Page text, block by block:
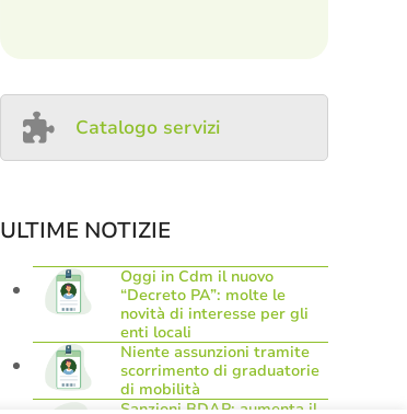
Catalogo servizi
ULTIME NOTIZIE
Oggi in Cdm il nuovo
“Decreto PA”: molte le
novità di interesse per gli
enti locali
Niente assunzioni tramite
scorrimento di graduatorie
di mobilità
Sanzioni BDAP: aumenta il